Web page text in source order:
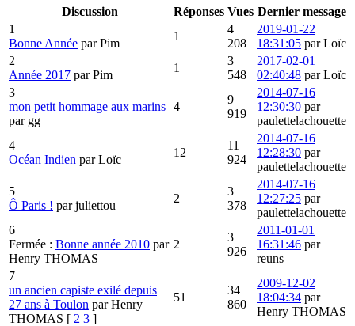
Discussion Réponses Vues Dernier message
1
Bonne Année par Pim
1
4
208
2019-01-22
18:31:05 par Loïc
2
Année 2017 par Pim
1
3
548
2017-02-01
02:40:48 par Loïc
3
mon petit hommage aux marins
par gg
4
9
919
2014-07-16
12:30:30 par
paulettelachouette
4
Océan Indien par Loïc
12
11
924
2014-07-16
12:28:30 par
paulettelachouette
5
Ô Paris ! par juliettou
2
3
378
2014-07-16
12:27:25 par
paulettelachouette
6
Fermée : Bonne année 2010 par
Henry THOMAS
2
3
926
2011-01-01
16:31:46 par
reuns
7
un ancien capiste exilé depuis
27 ans à Toulon par Henry
THOMAS [ 2 3 ]
51
34
860
2009-12-02
18:04:34 par
Henry THOMAS